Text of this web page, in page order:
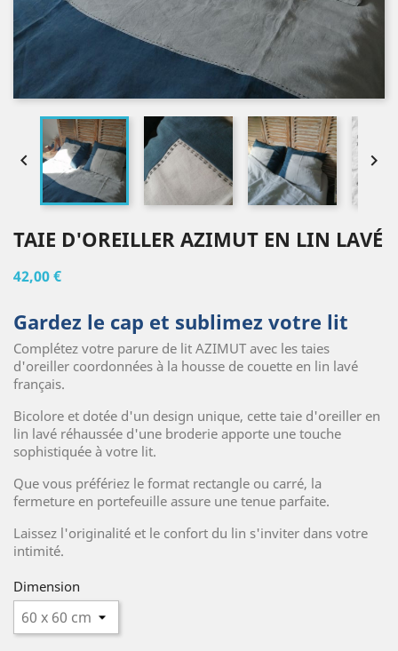
 
TAIE D'OREILLER AZIMUT EN LIN LAVÉ
42,00 €
Gardez le cap et sublimez votre lit
Complétez votre parure de lit AZIMUT avec les taies
d'oreiller coordonnées à la housse de couette en lin lavé
français.
Bicolore et dotée d'un design unique, cette taie d'oreiller en
lin lavé réhaussée d'une broderie apporte une touche
sophistiquée à votre lit.
Que vous préfériez le format rectangle ou carré, la
fermeture en portefeuille assure une tenue parfaite.
Laissez l'originalité et le confort du lin s'inviter dans votre
intimité.
Dimension